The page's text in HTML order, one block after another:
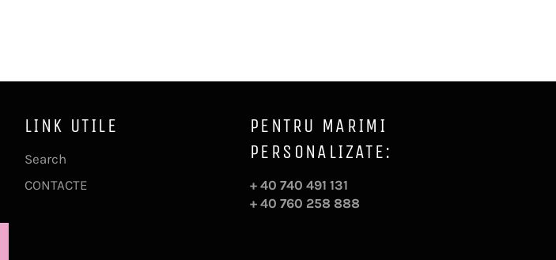
LINK UTILE
Search
CONTACTE
PENTRU MARIMI
PERSONALIZATE:
+ 40 740 491 131
+ 40 760 258 888